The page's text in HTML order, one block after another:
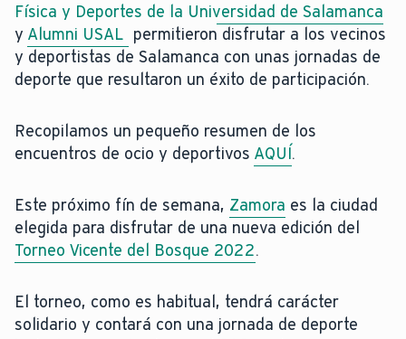
Física y Deportes de la Universidad de Salamanca
y Alumni USAL permitieron disfrutar a los vecinos
y deportistas de Salamanca con unas jornadas de
deporte que resultaron un éxito de participación.
Recopilamos un pequeño resumen de los
encuentros de ocio y deportivos AQUÍ.
Este próximo fín de semana, Zamora es la ciudad
elegida para disfrutar de una nueva edición del
Torneo Vicente del Bosque 2022.
El torneo, como es habitual, tendrá carácter
solidario y contará con una jornada de deporte